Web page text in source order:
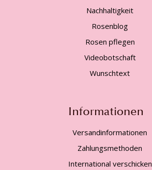
Nachhaltigkeit
Rosenblog
Rosen pflegen
Videobotschaft
Wunschtext
Informationen
Versandinformationen
Zahlungsmethoden
International verschicken